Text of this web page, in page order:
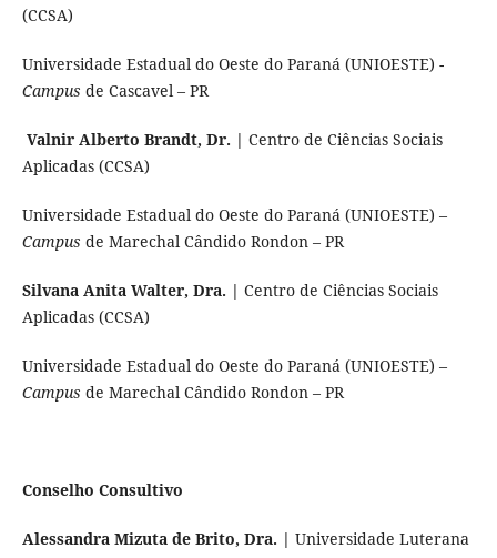
(CCSA)
Universidade Estadual do Oeste do Paraná (UNIOESTE) -
Campus de Cascavel – PR
Valnir Alberto Brandt, Dr. | Centro de Ciências Sociais
Aplicadas (CCSA)
Universidade Estadual do Oeste do Paraná (UNIOESTE) –
Campus de Marechal Cândido Rondon – PR
Silvana Anita Walter, Dra. | Centro de Ciências Sociais
Aplicadas (CCSA)
Universidade Estadual do Oeste do Paraná (UNIOESTE) –
Campus de Marechal Cândido Rondon – PR
Conselho Consultivo
Alessandra Mizuta de Brito, Dra. | Universidade Luterana